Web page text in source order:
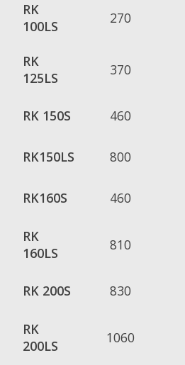
RK
100LS
270
RK
125LS
370
RK 150S 460
RK150LS 800
RK160S 460
RK
160LS
810
RK 200S 830
RK
200LS
1060